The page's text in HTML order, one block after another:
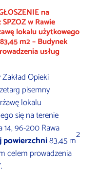
na
w Rawie
lokalu użytkowego
m2 – Budynek
usług
Opieki
pisemny
lokalu
się na terenie
14, 96-200 Rawa
powierzchni83,45 m2
celem prowadzenia